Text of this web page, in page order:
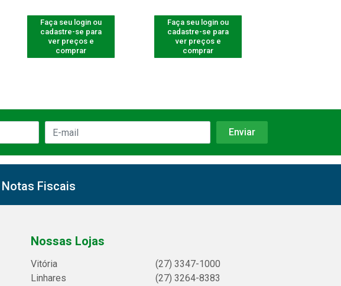
Faça seu login ou
cadastre-se para
ver preços e
comprar
Faça seu login ou
cadastre-se para
ver preços e
comprar
Notas Fiscais
Nossas Lojas
Vitória
(27) 3347-1000
Linhares
(27) 3264-8383